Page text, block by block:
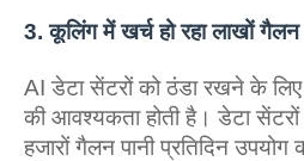
3. कूलिंग में खर्च हो रहा लाखों
AI डेटा सेंटरों को ठंडा रखने के लिए
की आवश्यकता होती है। डेटा
हजारों गैलन पानी प्रतिदिन